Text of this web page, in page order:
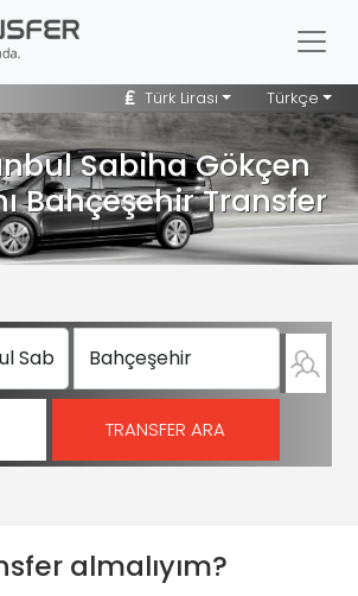
Türk Lirası Türkçe
Sabiha Gökçen
Bahçeşehir Transfer
almalıyım?